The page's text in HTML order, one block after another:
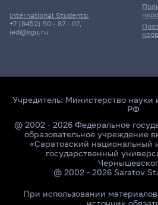
International Students:
+7 (8452) 50 - 87 - 07,
ied@sgu.ru
Учредитель: Министерство науки
РФ
@ 2002 - 2026 Федеральное
образовательное учреждение
«Саратовский национальный
государственный
@ 2002 - 2026 Saratov
При использовании
источник